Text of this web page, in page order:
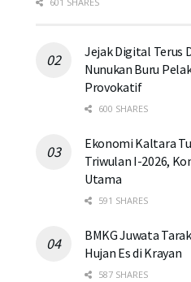
Jejak Digital Terus
Nunukan Buru
Provokatif
600 SHARES
Ekonomi Kaltara
Triwulan I-2026,
Utama
591 SHARES
BMKG Juwata
Hujan Es di Krayan
587 SHARES